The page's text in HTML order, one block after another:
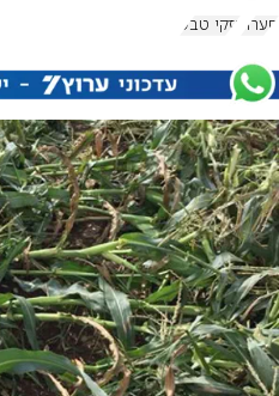
סערה נזקי טבע